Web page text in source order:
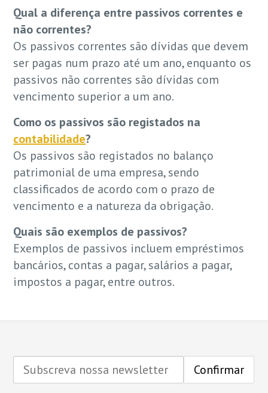
Qual a diferença entre passivos correntes e
não correntes?
Os passivos correntes são dívidas que devem
ser pagas num prazo até um ano, enquanto os
passivos não correntes são dívidas com
vencimento superior a um ano.
Como os passivos são registados na
contabilidade?
Os passivos são registados no balanço
patrimonial de uma empresa, sendo
classificados de acordo com o prazo de
vencimento e a natureza da obrigação.
Quais são exemplos de passivos?
Exemplos de passivos incluem empréstimos
bancários, contas a pagar, salários a pagar,
impostos a pagar, entre outros.